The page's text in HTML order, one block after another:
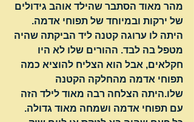
מהר מאוד הסתבר שהילד אוהב גידולים
של ירקות ובמיוחד של תפוחי אדמה.
היתה לו ערוגה קטנה ליד הביקתה שהיה
מטפל בה לבד. ההורים שלו לא היו
חקלאים, אבל הוא הצליח להוציא כמה
תפוחי אדמה מהחלקה הקטנה
שלו.היתה הצלחה רבה מאוד לילד הזה
עם תפוחי אדמה ושמחה מאוד גדולה.